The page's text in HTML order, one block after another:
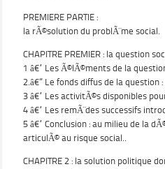
PREMIERE PARTIE :
la rÃ©solution du problÃ¨me social.
CHAPITRE PREMIER : la question
1 â€“ Les Ã©lÃ©ments de la
2.â€” Le fonds diffus de la question
3 â€“ Les activitÃ©s disponibles
4 â€“ Les remÃ¨des successifs
5 â€“ Conclusion : au milieu de la
articulÃ© au risque social..
CHAPITRE 2 : la solution politique